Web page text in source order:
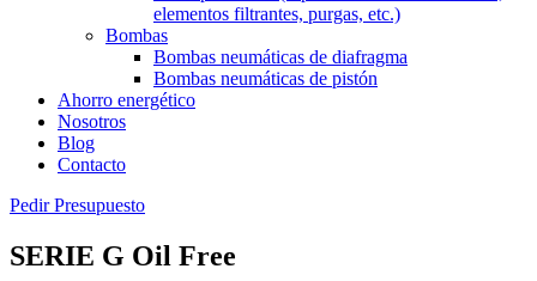
elementos filtrantes, purgas, etc.)
Bombas
Bombas neumáticas de diafragma
Bombas neumáticas de pistón
Ahorro energético
Nosotros
Blog
Contacto
Pedir Presupuesto
SERIE G Oil Free